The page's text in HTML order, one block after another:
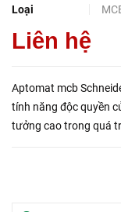
Loại
Liên hệ
Aptomat mcb
tính năng độc quyền
tưởng cao trong quá